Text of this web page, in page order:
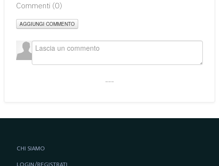
Commenti (0)
AGGIUNGI COMMENTO
CHI SIAMO
LOGIN/REGISTRATI